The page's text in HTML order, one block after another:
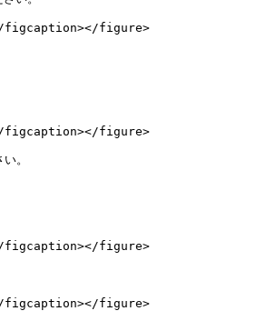
figcaption></figure>
figcaption></figure>
。
figcaption></figure>
figcaption></figure>